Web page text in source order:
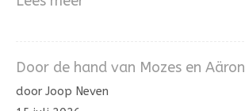
Door de hand van Mozes en Aäron
door Joop Neven